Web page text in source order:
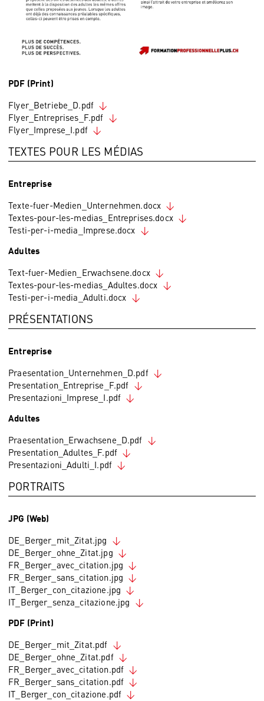
PDF (Print)
Flyer_Betriebe_D.pdf
Flyer_Entreprises_F.pdf
Flyer_Imprese_I.pdf
TEXTES POUR LES MÉDIAS
Entreprise
Texte-fuer-Medien_Unternehmen.docx
Textes-pour-les-medias_Entreprises.docx
Testi-per-i-media_Imprese.docx
Adultes
Text-fuer-Medien_Erwachsene.docx
Textes-pour-les-medias_Adultes.docx
Testi-per-i-media_Adulti.docx
PRÉSENTATIONS
Entreprise
Praesentation_Unternehmen_D.pdf
Presentation_Entreprise_F.pdf
Presentazioni_Imprese_I.pdf
Adultes
Praesentation_Erwachsene_D.pdf
Presentation_Adultes_F.pdf
Presentazioni_Adulti_I.pdf
PORTRAITS
JPG (Web)
DE_Berger_mit_Zitat.jpg
DE_Berger_ohne_Zitat.jpg
FR_Berger_avec_citation.jpg
FR_Berger_sans_citation.jpg
IT_Berger_con_citazione.jpg
IT_Berger_senza_citazione.jpg
PDF (Print)
DE_Berger_mit_Zitat.pdf
DE_Berger_ohne_Zitat.pdf
FR_Berger_avec_citation.pdf
FR_Berger_sans_citation.pdf
IT_Berger_con_citazione.pdf